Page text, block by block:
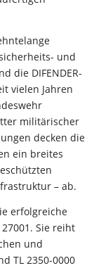
und
die DIFENDER-
vielen Jahren
militärischer
decken die
ein breites
– ab.
erfolgreiche
Sie reiht
und
TL 2350-0000